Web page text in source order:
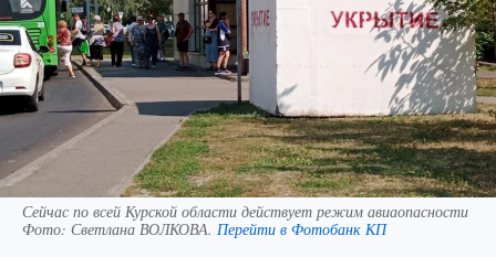
Сейчас по всей Курской области действует режим авиаопасности
Фото: Светлана ВОЛКОВА. Перейти в Фотобанк КП